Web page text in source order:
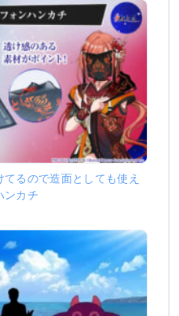
てるので造面としても使え
ンカチ